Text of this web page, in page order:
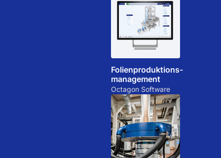
Folienproduktions-
management
Octagon Software